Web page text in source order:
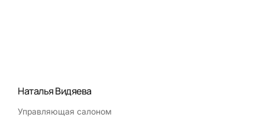
Наталья Видяева
Управляющая салоном